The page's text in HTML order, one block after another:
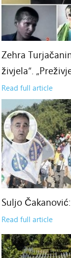
Zehra
živjela“.
Read full article
Suljo
Read full article